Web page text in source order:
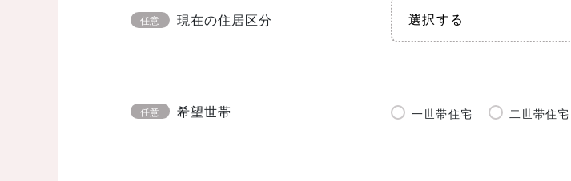
任意 現在の住居区分
任意 希望世帯 一世帯住宅 二世帯住宅